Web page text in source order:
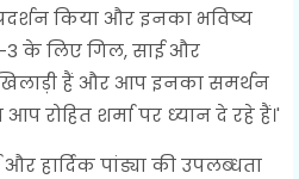
किया और इनका भविष्‍य
के लिए गिल, साई और
हैं और आप इनका समर्थन
रोहित शर्मा पर ध्‍यान दे रहे हैं।'
और हार्दिक पांड्या की उपलब्‍धता